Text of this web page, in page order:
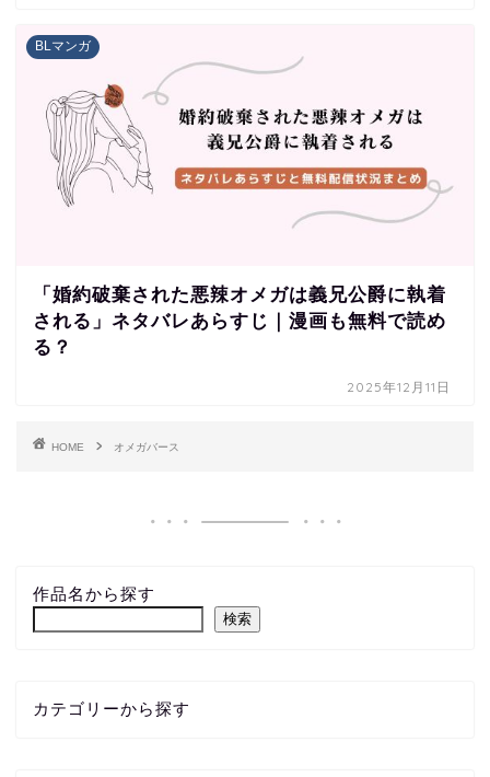
BLマンガ
「婚約破棄された悪辣オメガは義兄公爵に執着
される」ネタバレあらすじ｜漫画も無料で読め
る？
2025年12月11日
HOME オメガバース
作品名から探す
検索
カテゴリーから探す